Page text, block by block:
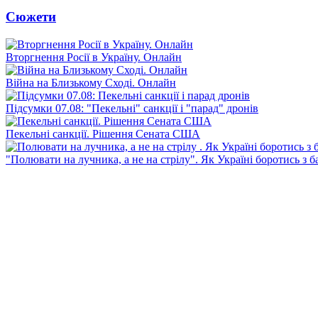
Сюжети
Вторгнення Росії в Україну. Онлайн
Війна на Близькому Сході. Онлайн
Підсумки 07.08: "Пекельні" санкції і "парад" дронів
Пекельні санкції. Рішення Сената США
"Полювати на лучника, а не на стрілу". Як Україні боротись з